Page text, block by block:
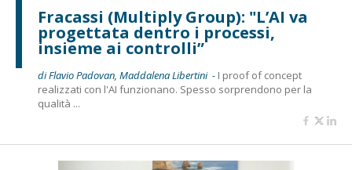
Fracassi (Multiply Group): "L’AI va
progettata dentro i processi,
insieme ai controlli”
di Flavio Padovan, Maddalena Libertini - I proof of concept
realizzati con l'AI funzionano. Spesso sorprendono per la
qualità ...